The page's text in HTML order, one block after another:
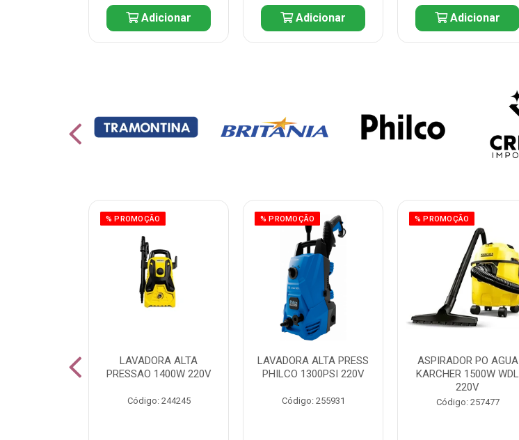
Adicionar Adicionar Adicionar
% PROMOÇÃO
LAVADORA ALTA
PRESSAO 1400W 220V
Código: 244245
% PROMOÇÃO
LAVADORA ALTA PRESS
PHILCO 1300PSI 220V
Código: 255931
% PROMOÇÃO
ASPIRADOR PO AGUA
KARCHER 1500W WDL
220V
Código: 257477